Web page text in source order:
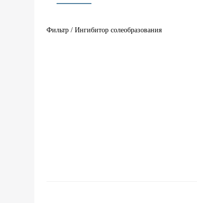
Фильтр / Ингибитор солеобразования